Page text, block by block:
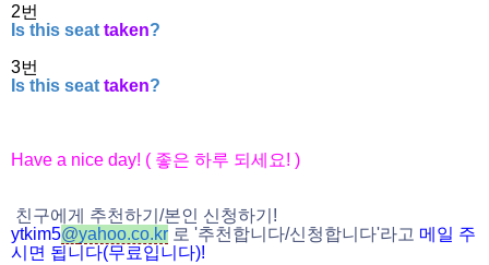
2번
Is this seat taken?
3번
Is this seat taken?
Have a nice day! ( 좋은 하루 되세요! )
친구에게 추천하기 /본인 신청하기 !
ytkim5@yahoo.co.kr 로 '추천합니다/신청합니다'라고 메일 주
시면 됩니다(무료입니다)!